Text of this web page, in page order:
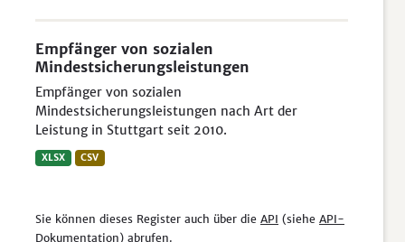
Empfänger von sozialen
Mindestsicherungsleistungen
Empfänger von sozialen
Mindestsicherungsleistungen nach Art der
Leistung in Stuttgart seit 2010.
XLSX CSV
Sie können dieses Register auch über die API (siehe API-
Dokumentation) abrufen.